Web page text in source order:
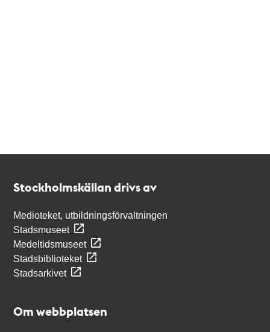
Stockholmskällan drivs av
Medioteket, utbildningsförvaltningen
Stadsmuseet
Medeltidsmuseet
Stadsbiblioteket
Stadsarkivet
Om webbplatsen